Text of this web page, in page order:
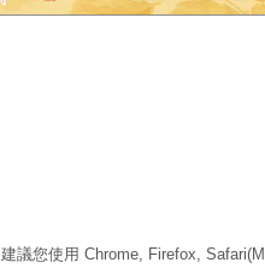
建議您使用 Chrome, Firefox,